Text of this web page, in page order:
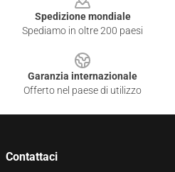
Spedizione mondiale
Spediamo in oltre 200 paesi
Garanzia internazionale
Offerto nel paese di utilizzo
Contattaci